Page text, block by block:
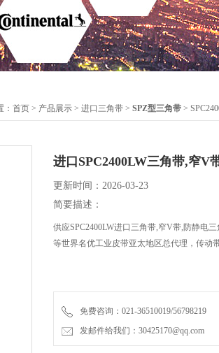
首页 > 产品展示 > 进口三角带 > SPZ型三角带 >
进口SPC2400LW三角带,窄V
更新时间：2026-03-23
简要描述：
供应SPC2400LW进口三角带,窄V带,防静电
等世界名优工业皮带亚太地区总代理，传动
免费咨询：021-36510019/56798219
发邮件给我们：30425170@qq.com